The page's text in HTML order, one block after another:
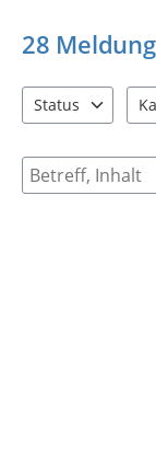
28
Status
Suche nach